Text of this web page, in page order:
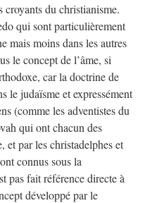
croyants du christianisme.
qui sont particulièrement
mais moins dans les autres
le concept de l’âme, si
car la doctrine de
le judaïsme et expressément
(comme les adventistes du
qui ont chacun des
et par les christadelphes et
connus sous la
pas fait référence directe à
développé par le